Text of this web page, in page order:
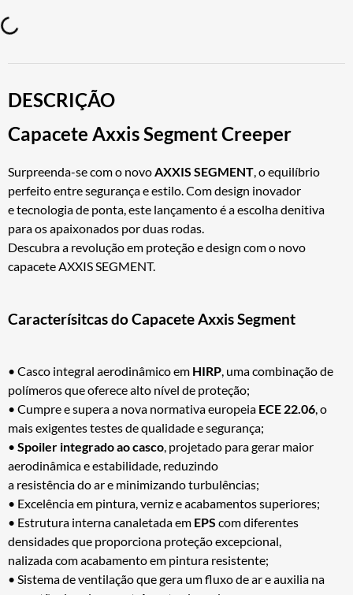
DESCRIÇÃO
Capacete Axxis Segment Creeper
Surpreenda-se com o novoAXXIS SEGMENT, o equilíbrio
perfeito entre segurança e estilo. Com design inovador
e tecnologia de ponta, este lançamento é a escolha denitiva
para os apaixonados por duas rodas.
Descubra a revolução em proteção e design com o novo
capacete AXXIS SEGMENT.
Caracterísitcas do Capacete Axxis Segment
• Casco integral aerodinâmico em HIRP, uma combinação de
polímeros que oferece alto nível de proteção;
• Cumpre e supera a nova normativa europeia ECE 22.06, o
mais exigentes testes de qualidade e segurança;
• Spoiler integrado ao casco, projetado para gerar maior
aerodinâmica e estabilidade, reduzindo
a resistência do ar e minimizando turbulências;
• Excelência em pintura, verniz e acabamentos superiores;
• Estrutura interna canaletada em EPS com diferentes
densidades que proporciona proteção excepcional,
nalizada com acabamento em pintura resistente;
• Sistema de ventilação que gera um fluxo de ar e auxilia na